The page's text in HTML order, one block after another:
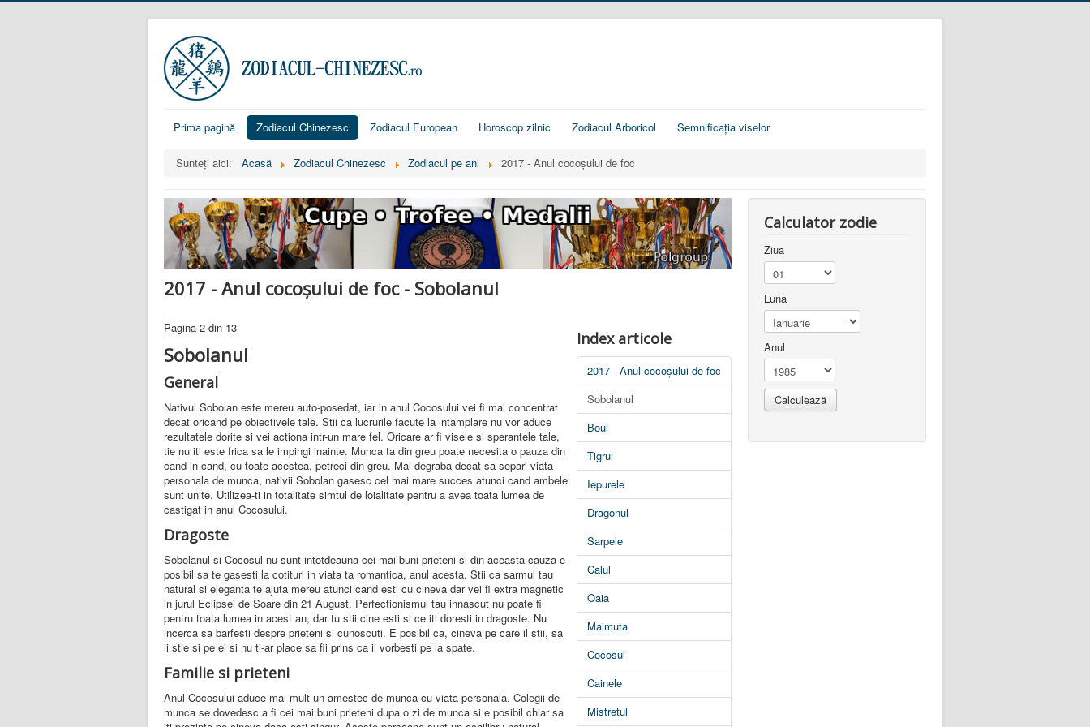
Prima pagină Zodiacul Chinezesc Zodiacul European Horoscop zilnic Zodiacul Arboricol Semnificația viselor
Sunteți aici: Acasă Zodiacul Chinezesc Zodiacul pe ani 2017 - Anul cocoșului de foc
2017 - Anul cocoșului de foc - Sobolanul
Index articole
2017 - Anul cocoșului de foc
Sobolanul
Boul
Tigrul
Iepurele
Dragonul
Sarpele
Calul
Oaia
Maimuta
Cocosul
Cainele
Mistretul
Pagina 2 din 13
Sobolanul
General
Nativul Sobolan este mereu auto-posedat, iar in anul Cocosului vei fi mai concentrat
decat oricand pe obiectivele tale. Stii ca lucrurile facute la intamplare nu vor aduce
rezultatele dorite si vei actiona intr-un mare fel. Oricare ar fi visele si sperantele tale,
tie nu iti este frica sa le impingi inainte. Munca ta din greu poate necesita o pauza din
cand in cand, cu toate acestea, petreci din greu. Mai degraba decat sa separi viata
personala de munca, nativii Sobolan gasesc cel mai mare succes atunci cand ambele
sunt unite. Utilizea-ti in totalitate simtul de loialitate pentru a avea toata lumea de
castigat in anul Cocosului.
Dragoste
Sobolanul si Cocosul nu sunt intotdeauna cei mai buni prieteni si din aceasta cauza e
posibil sa te gasesti la cotituri in viata ta romantica, anul acesta. Stii ca sarmul tau
natural si eleganta te ajuta mereu atunci cand esti cu cineva dar vei fi extra magnetic
in jurul Eclipsei de Soare din 21 August. Perfectionismul tau innascut nu poate fi
pentru toata lumea in acest an, dar tu stii cine esti si ce iti doresti in dragoste. Nu
incerca sa barfesti despre prieteni si cunoscuti. E posibil ca, cineva pe care il stii, sa
ii stie si pe ei si nu ti-ar place sa fii prins ca ii vorbesti pe la spate.
Familie si prieteni
Anul Cocosului aduce mai mult un amestec de munca cu viata personala. Colegii de
munca se dovedesc a fi cei mai buni prieteni dupa o zi de munca si e posibil chiar sa
Calculator zodie
Ziua
Luna
Anul
Calculează